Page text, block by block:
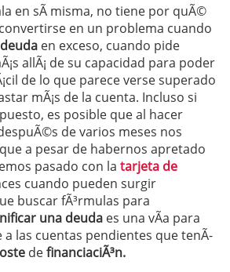
en sÃ­ misma, no tiene por quÃ©
en un problema cuando
en exceso, cuando pide
allÃ¡ de su capacidad para poder
de lo que parece verse superado
mÃ¡s de la cuenta. Incluso si
es posible que al hacer
de varios meses nos
a pesar de habernos apretado
pasado con la tarjeta de
cuando pueden surgir
buscar fÃ³rmulas para
una deuda es una vÃ­a para
las cuentas pendientes que tenÃ­
definanciaciÃ³n.